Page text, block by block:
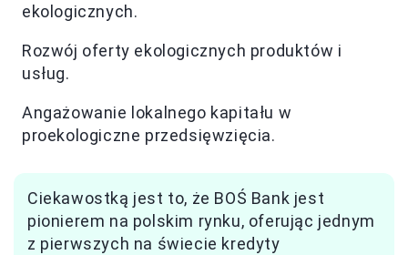
ekologicznych.
Rozwój oferty ekologicznych produktów i
usług.
Angażowanie lokalnego kapitału w
proekologiczne przedsięwzięcia.
Ciekawostką jest to, że BOŚ Bank jest
pionierem na polskim rynku, oferując jednym
z pierwszych na świecie kredyty